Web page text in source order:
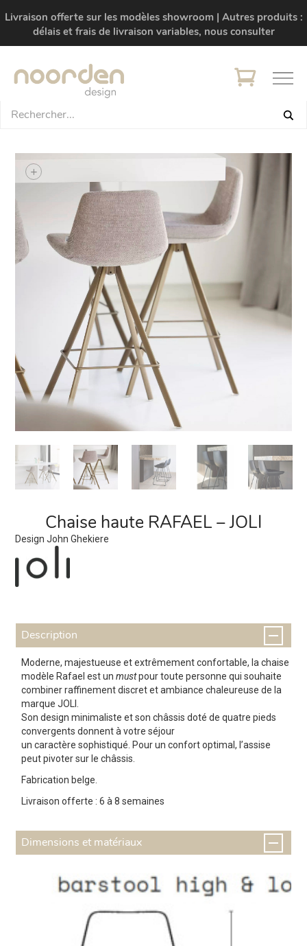
Livraison offerte sur les modèles showroom | Autres produits :
délais et frais de livraison variables, nous consulter
+
Chaise haute RAFAEL – JOLI
Design John Ghekiere
Description
Moderne, majestueuse et extrêmement confortable, la chaise
modèle Rafael est un mustpour toute personne qui souhaite
combiner raffinement discret et ambiance chaleureuse de la
marque JOLI.
Son design minimaliste et son châssis doté de quatre pieds
convergents donnent à votre séjour
un caractère sophistiqué. Pour un confort optimal, l’assise
peut pivoter sur le châssis.
Fabrication belge.
Livraison offerte : 6 à 8 semaines
Dimensions et matériaux